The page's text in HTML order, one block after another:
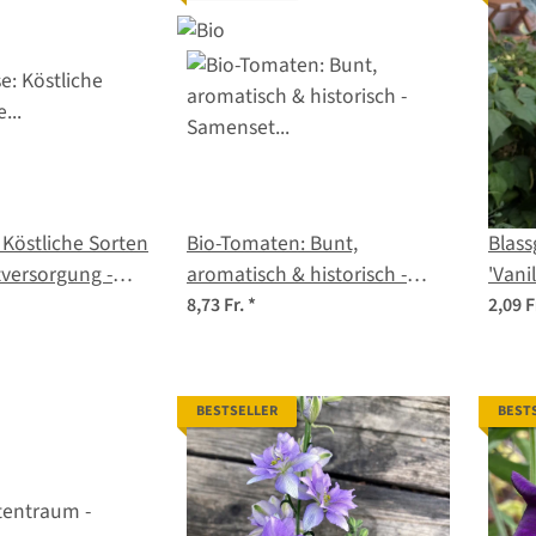
Sorten
-
Bio-Tomaten: Bunt,
aromatisch & historisch -
Samenset Nr. 21
8,73 Fr.*
'Vanilla
2,09
BESTSELLER